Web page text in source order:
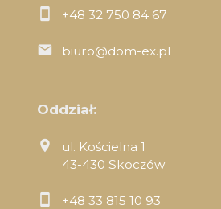
+48 32 750 84 67
biuro@dom-ex.pl
Oddział:
ul. Kościelna 1
43-430 Skoczów
+48 33 815 10 93